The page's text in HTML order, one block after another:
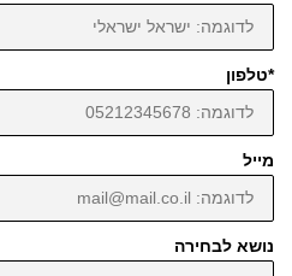
*טלפון
מייל
נושא לבחירה